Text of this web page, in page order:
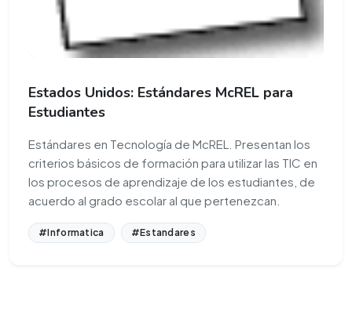
Estados Unidos: Estándares McREL para
Estudiantes
Estándares en Tecnología de McREL. Presentan los
criterios básicos de formación para utilizar las TIC en
los procesos de aprendizaje de los estudiantes, de
acuerdo al grado escolar al que pertenezcan.
#Informatica #Estandares